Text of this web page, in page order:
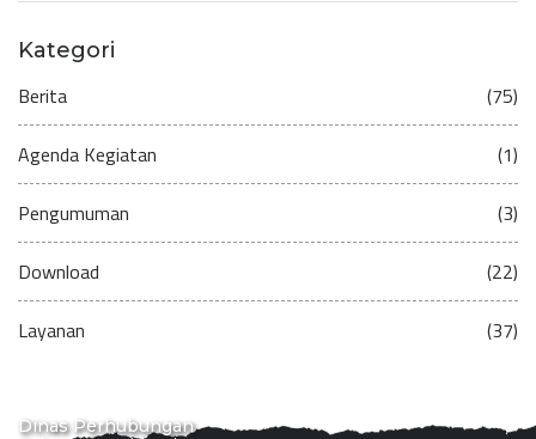
Kategori
Berita (75)
Agenda Kegiatan (1)
Pengumuman (3)
Download (22)
Layanan (37)
Dinas Perhubungan